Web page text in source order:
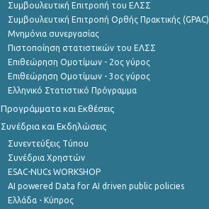
Συμβουλευτική Επιτροπή του ΕΛΣΣ
Συμβουλευτική Επιτροπή Ορθής Πρακτικής (GPAC)
Μνημόνια συνεργασίας
Πιστοποίηση στατιστικών του ΕΛΣΣ
Επιθεώρηση Ομοτίμων - 2ος γύρος
Επιθεώρηση Ομοτίμων - 3ος γύρος
Ελληνικό Στατιστικό Πρόγραμμα
Προγράμματα και Εκθέσεις
Συνέδρια και Εκδηλώσεις
Συνεντεύξεις Τύπου
Συνέδρια Χρηστών
ESAC-NUCs WORKSHOP
AI powered Data for AI driven public policies
Ελλάδα - Κύπρος